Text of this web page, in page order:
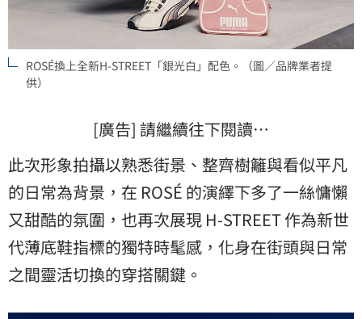
ROSÉ換上全新H-STREET「銀光白」配色。（圖／品牌業者提
供）
[廣告] 請繼續往下閱讀…
此次形象拍攝以熟悉街景、整齊樹籬與看似平凡
的日常為背景，在 ROSÉ 的演繹下多了一絲慵懶
又甜酷的氛圍，也再次展現 H-STREET 作為新世
代薄底鞋指標的獨特時髦感，化身在街頭與日常
之間靈活切換的穿搭關鍵。